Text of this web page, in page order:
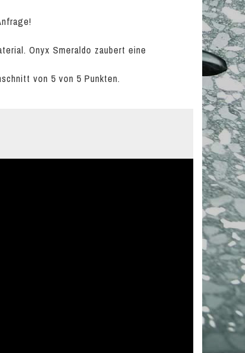
Onyx Smeraldo zaubert eine
von 5 von 5 Punkten.